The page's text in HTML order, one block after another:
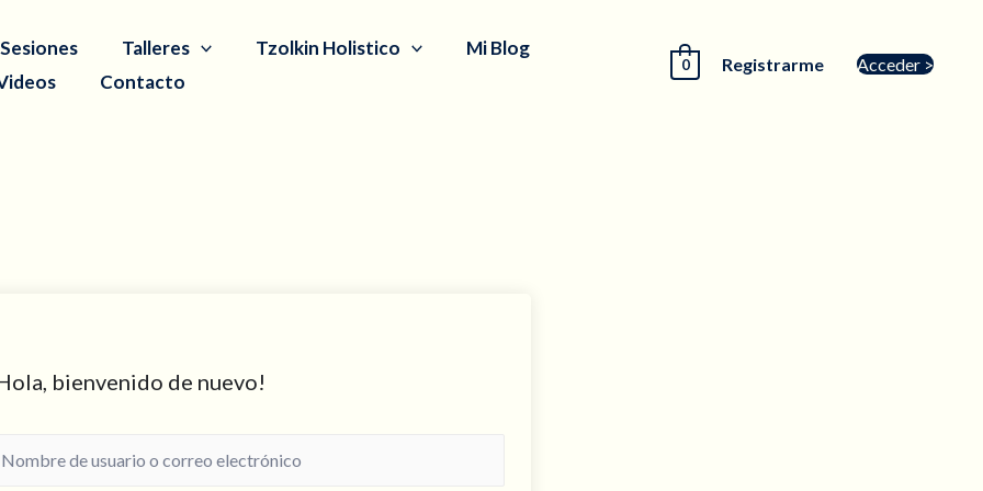
Sesiones Talleres Tzolkin Holistico
Mi Blog
Contacto
0 Registrarme Acceder >
bienvenido de nuevo!